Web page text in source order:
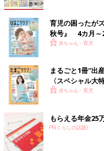
育児の困ったが
秋号』 4カ月～
いっぱい！
赤ちゃん・育児
まるごと1冊“出
〈スペシャル大
赤ちゃん・育児
もらえる年金25
PR(くらしの話題)